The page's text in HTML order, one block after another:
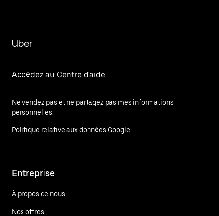
Uber
Accédez au Centre d'aide
Ne vendez pas et ne partagez pas mes informations
personnelles.
Politique relative aux données Google
Entreprise
À propos de nous
Nos offres